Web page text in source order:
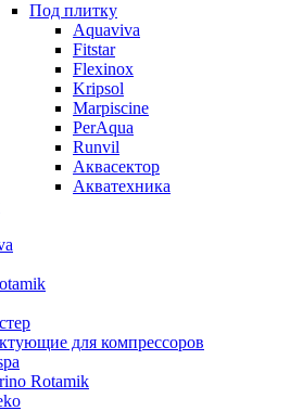
Под плитку
Aquaviva
Fitstar
Flexinox
Kripsol
Marpiscine
PerAqua
Runvil
Аквасектор
Акватехника
для компрессоров
Rotamik